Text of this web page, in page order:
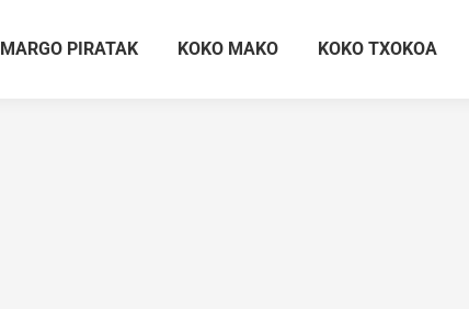
MARGO PIRATAK KOKO MAKO KOKO TXOKOA